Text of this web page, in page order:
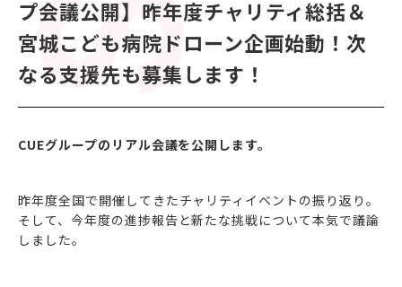
プ会議公開】昨年度チャリティ総括＆
宮城こども病院ドローン企画始動！次
なる支援先も募集します！
CUEグループのリアル会議を公開します。
昨年度全国で開催してきたチャリティイベントの振り返り。
そして、今年度の進捗報告と新たな挑戦について本気で議論
しました。